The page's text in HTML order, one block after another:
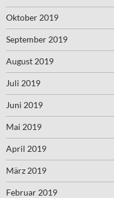
Oktober 2019
September 2019
August 2019
Juli 2019
Juni 2019
Mai 2019
April 2019
März 2019
Februar 2019